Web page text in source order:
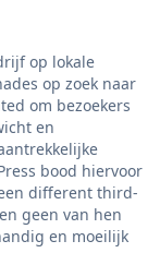
op lokale
op zoek naar
om bezoekers
en
bood hiervoor
different third-
geen van hen
en moeilijk